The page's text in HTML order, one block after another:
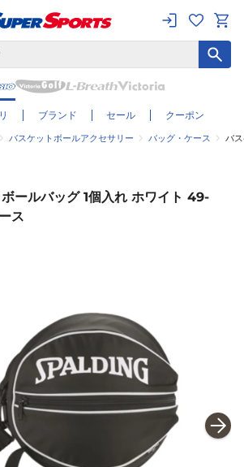
ブランド セール クーポン
バスケットボールアクセサリー バッグ・ケース バ
ールバッグ 1個入れ ホワイト 49-
ス